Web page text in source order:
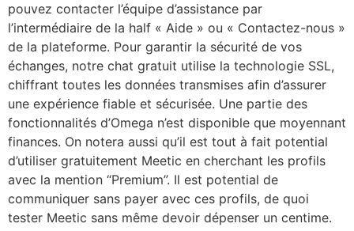
pouvez contacter l’équipe d’assistance par
l’intermédiaire de la half « Aide » ou « Contactez-nous »
de la plateforme. Pour garantir la sécurité de vos
échanges, notre chat gratuit utilise la technologie SSL,
chiffrant toutes les données transmises afin d’assurer
une expérience fiable et sécurisée. Une partie des
fonctionnalités d’Omega n’est disponible que moyennant
finances. On notera aussi qu’il est tout à fait potential
d’utiliser gratuitement Meetic en cherchant les profils
avec la mention “Premium”. Il est potential de
communiquer sans payer avec ces profils, de quoi
tester Meetic sans même devoir dépenser un centime.